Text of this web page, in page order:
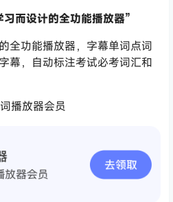
而设计的全功能播放器”
全功能播放器，字幕单词点词
幕，自动标注考试必考词汇和
播放器会员